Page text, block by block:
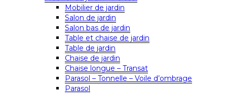
Mobilier de jardin
Salon de jardin
Salon bas de jardin
Table et chaise de jardin
Table de jardin
Chaise de jardin
Chaise longue – Transat
Parasol – Tonnelle – Voile d’ombrage
Parasol